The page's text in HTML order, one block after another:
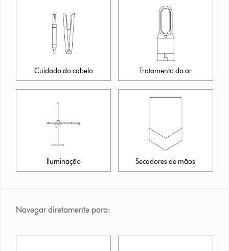
Cuidado do cabelo Tratamento do ar
Iluminação Secadores de mãos
Navegar diretamente para: